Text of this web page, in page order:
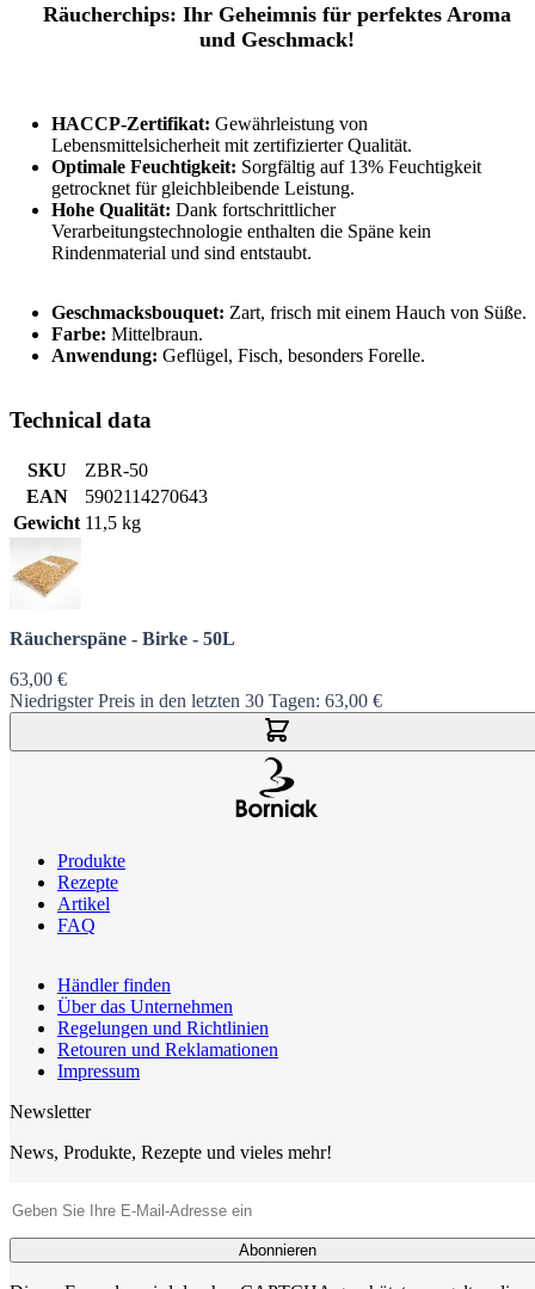
Räucherchips: Ihr Geheimnis für perfektes Aroma
und Geschmack!
HACCP-Zertifikat: Gewährleistung von
Lebensmittelsicherheit mit zertifizierter Qualität.
Optimale Feuchtigkeit: Sorgfältig auf 13% Feuchtigkeit
getrocknet für gleichbleibende Leistung.
Hohe Qualität: Dank fortschrittlicher
Verarbeitungstechnologie enthalten die Späne kein
Rindenmaterial und sind entstaubt.
Geschmacksbouquet: Zart, frisch mit einem Hauch von Süße.
Farbe: Mittelbraun.
Anwendung: Geflügel, Fisch, besonders Forelle.
Technical data
SKU
ZBR-50
EAN
5902114270643
Gewicht 11,5 kg
Räucherspäne - Birke - 50L
63,00 €
Niedrigster Preis in den letzten 30 Tagen: 63,00 €
Produkte
Rezepte
Artikel
FAQ
Händler finden
Über das Unternehmen
Regelungen und Richtlinien
Retouren und Reklamationen
Impressum
Newsletter
News, Produkte, Rezepte und vieles mehr!
Abonnieren